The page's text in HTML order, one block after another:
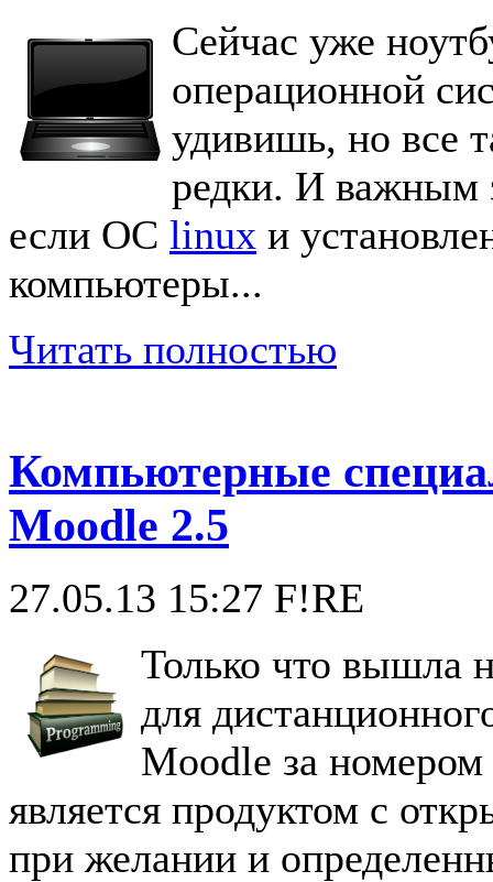
Сейчас уже
операционной
удивишь, но все
редки. И важным
если ОС linux и
компьютеры...
Читать полностью
Компьютерные
Moodle 2.5
27.05.13 15:27 F!RE
Только что вышла
для
Moodle за номером
является продуктом с
при желании и